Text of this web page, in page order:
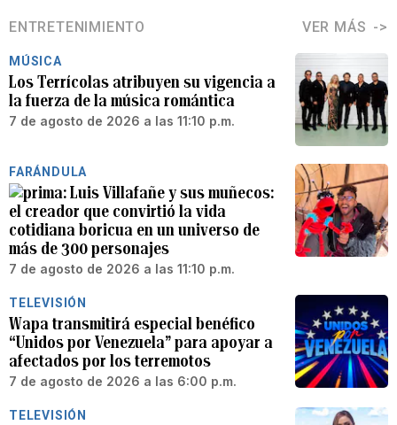
ENTRETENIMIENTO VER MÁS
MÚSICA
Los Terrícolas atribuyen su vigencia a
la fuerza de la música romántica
7 de agosto de 2026 a las 11:10 p.m.
FARÁNDULA
Luis Villafañe y sus muñecos:
el creador que convirtió la vida
cotidiana boricua en un universo de
más de 300 personajes
7 de agosto de 2026 a las 11:10 p.m.
TELEVISIÓN
Wapa transmitirá especial benéfico
“Unidos por Venezuela” para apoyar a
afectados por los terremotos
7 de agosto de 2026 a las 6:00 p.m.
TELEVISIÓN